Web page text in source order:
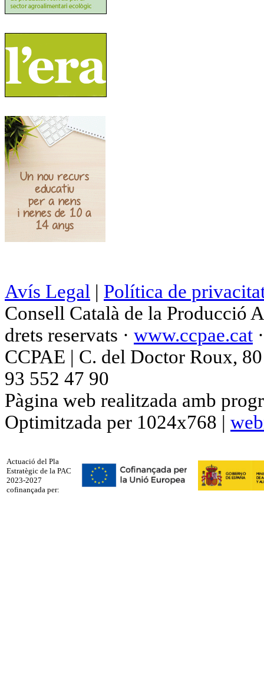
Avís Legal | Política de
Consell Català de la Producció
drets reservats · www.ccpae.cat
CCPAE | C. del Doctor Roux,
93 552 47 90
Pàgina web realitzada amb
Optimitzada per 1024x768 |
Actuació del Pla
Estratègic de la PAC
2023-2027
cofinançada per: